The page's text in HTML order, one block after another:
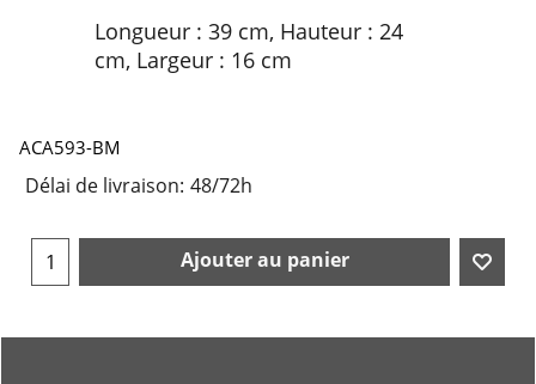
Longueur : 39 cm, Hauteur : 24
cm, Largeur : 16 cm
ACA593-BM
Délai de livraison: 48/72h
Ajouter au panier